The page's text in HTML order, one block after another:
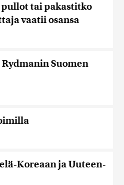
tai pakastitko
vaatii osansa
Suomen
Koreaan ja Uuteen-